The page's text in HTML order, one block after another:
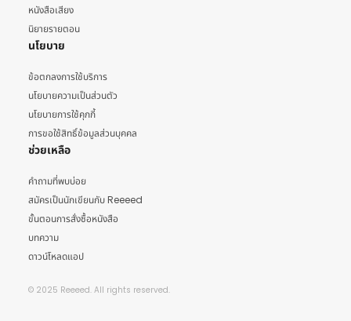
หนังสือเสียง
นิยายรายตอน
นโยบาย
ข้อตกลงการใช้บริการ
นโยบายความเป็นส่วนตัว
นโยบายการใช้คุกกี้
การขอใช้สิทธิ์ข้อมูลส่วนบุคคล
ช่วยเหลือ
คำถามที่พบบ่อย
สมัครเป็นนักเขียนกับ Reeeed
ขั้นตอนการสั่งซื้อหนังสือ
บทความ
ดาวน์โหลดแอป
© 2025 Reeeed. All rights reserved.